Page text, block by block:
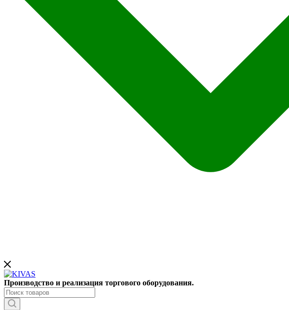
Производство и реализация торгового оборудования.